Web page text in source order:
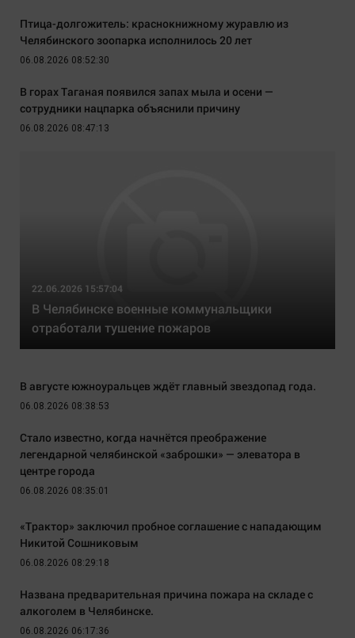
Птица-долгожитель: краснокнижному журавлю из
Челябинского зоопарка исполнилось 20 лет
06.08.2026 08:52:30
В горах Таганая появился запах мыла и осени —
сотрудники нацпарка объяснили причину
06.08.2026 08:47:13
22.06.2026 15:57:04
В Челябинске военные коммунальщики
отработали тушение пожаров
В августе южноуральцев ждёт главный звездопад года.
06.08.2026 08:38:53
Стало известно, когда начнётся преображение
легендарной челябинской «заброшки» — элеватора в
центре города
06.08.2026 08:35:01
«Трактор» заключил пробное соглашение с нападающим
Никитой Сошниковым
06.08.2026 08:29:18
Названа предварительная причина пожара на складе с
алкоголем в Челябинске.
06.08.2026 06:17:36